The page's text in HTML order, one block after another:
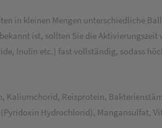
in kleinen Mengen unterschiedliche
ist, sollten Sie die
Inulin etc.) fast vollständig, sodass
Reisprotein,
Hydrochlorid), Mangansulfat,